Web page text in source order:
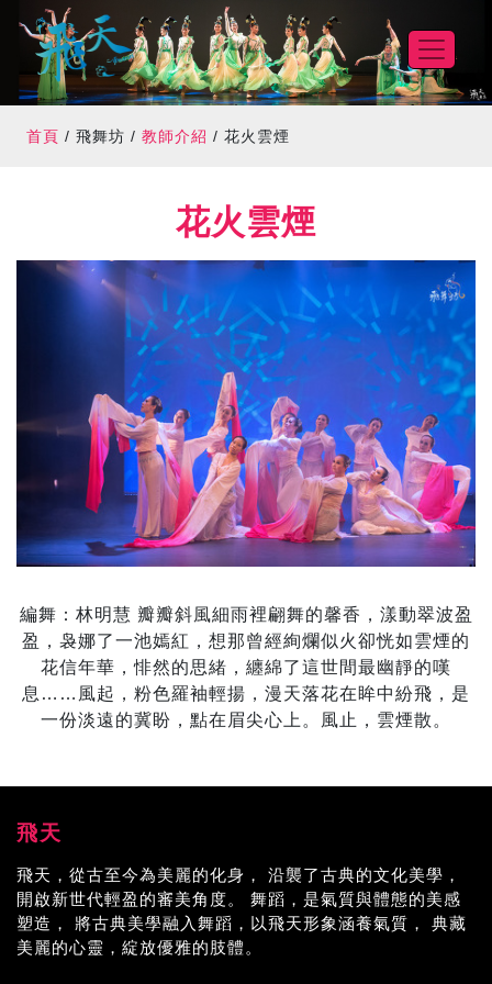
首頁 / 飛舞坊 / 教師介紹 / 花火雲煙
花火雲煙
編舞：林明慧 瓣瓣斜風細雨裡翩舞的馨香，漾動翠波盈
盈，袅娜了一池嫣紅，想那曾經絢爛似火卻恍如雲煙的
花信年華，悱然的思緒，纏綿了這世間最幽靜的嘆
息……風起，粉色羅袖輕揚，漫天落花在眸中紛飛，是
一份淡遠的冀盼，點在眉尖心上。風止，雲煙散。
飛天
飛天，從古至今為美麗的化身， 沿襲了古典的文化美學，
開啟新世代輕盈的審美角度。 舞蹈，是氣質與體態的美感
塑造， 將古典美學融入舞蹈，以飛天形象涵養氣質， 典藏
美麗的心靈，綻放優雅的肢體。